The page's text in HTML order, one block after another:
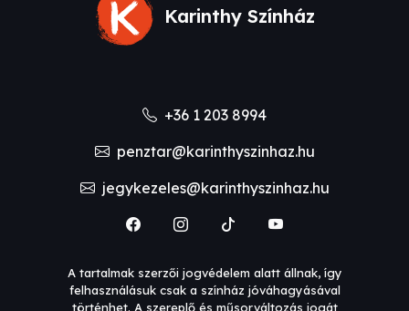
Karinthy Színház
+36 1 203 8994
penztar@karinthyszinhaz.hu
jegykezeles@karinthyszinhaz.hu
A tartalmak szerzői jogvédelem alatt állnak, így
felhasználásuk csak a színház jóváhagyásával
történhet. A szereplő és műsorváltozás jogát